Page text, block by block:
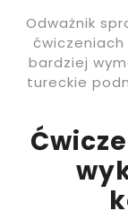
Odważnik
ćwiczeniach
bardziej
tureckie